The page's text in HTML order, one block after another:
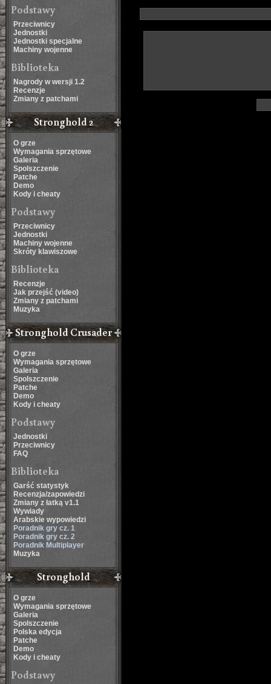
Podstawy
Przeciwnicy
Jednostki
Jednostki specjalne
Machiny wojenne
Biblioteka
Nagrody w wersji 1.2
Recenzje
Zmiany z patchami
Stronghold 2
O grze
Wymagania sprzętowe
Galeria
Spolszczenie
Patche
Demo
Kody i cheaty
Podstawy
Przeciwnicy
Jednostki
Machiny wojenne
Skróty klawiszowe
Biblioteka
Recenzje
Jak przejść (video)
Zmiany z patchami
Muzyka
Stronghold Crusader
O grze
Wymagania sprzętowe
Galeria
Spolszczenie
Patche
Demo
Kody i cheaty
Podstawy
Jednostki
Przeciwnicy
FAQ
Biblioteka
Garść statystyk
Recenzja/zapowiedzi
Zmiany z łatką v1.1
Wywiady
Arabskie wypowiedzi
Poradnik gry cz. 1
Poradnik gry cz. 2
Poradnik Multiplayer
Muzyka
Stronghold
O grze
Wymagania sprzętowe
Galeria
Spolszczenie
Polska edycja
Patche
Demo
Kody i cheaty
Podstawy